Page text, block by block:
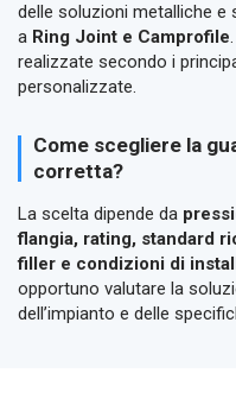
delle soluzioni metalliche e
a Ring Joint e Camprofile
realizzate secondo i
personalizzate.
Come scegliere la
corretta?
La scelta dipende da
flangia, rating, standard
filler e condizioni di
opportuno valutare la
dell’impianto e delle